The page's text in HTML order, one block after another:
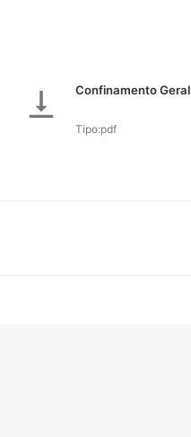
Confinamento Geral
Tipo:pdf